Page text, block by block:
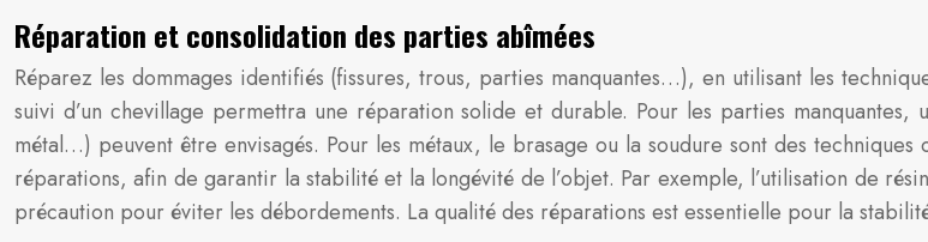
Réparation et consolidation des parties abîmées
Réparez les dommages identifiés (fissures, trous, parties manquantes…), en utilisant les
suivi d’un chevillage permettra une réparation solide et durable. Pour les parties
métal…) peuvent être envisagés. Pour les métaux, le brasage ou la soudure sont des
réparations, afin de garantir la stabilité et la longévité de l’objet. Par exemple, l’utilisation de
précaution pour éviter les débordements. La qualité des réparations est essentielle pour la